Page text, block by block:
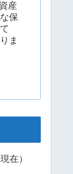
産
保
ま
在）